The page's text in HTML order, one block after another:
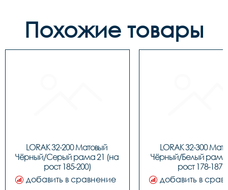
Похожие товары
LORAK 32-200 Матовый
Чёрный/Серый рама 21 (на
рост 185-200)
добавить в сравнение
LORAK 32-300
Чёрный/Белый рама
рост 178-187)
добавить в